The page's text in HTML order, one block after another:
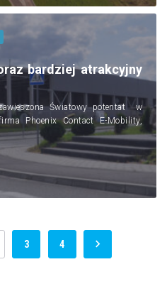
bardziej atrakcyjny
Światowy potentat w
Phoenix Contact E-Mobility,
3 4